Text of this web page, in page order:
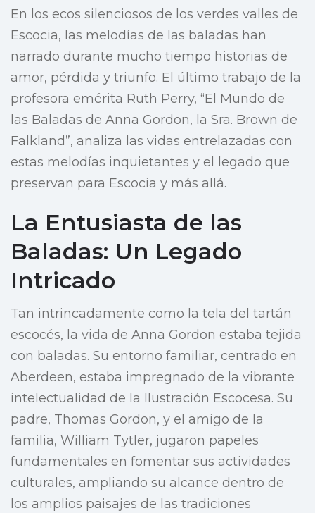
En los ecos silenciosos de los verdes valles de
Escocia, las melodías de las baladas han
narrado durante mucho tiempo historias de
amor, pérdida y triunfo. El último trabajo de la
profesora emérita Ruth Perry, “El Mundo de
las Baladas de Anna Gordon, la Sra. Brown de
Falkland”, analiza las vidas entrelazadas con
estas melodías inquietantes y el legado que
preservan para Escocia y más allá.
La Entusiasta de las
Baladas: Un Legado
Intricado
Tan intrincadamente como la tela del tartán
escocés, la vida de Anna Gordon estaba tejida
con baladas. Su entorno familiar, centrado en
Aberdeen, estaba impregnado de la vibrante
intelectualidad de la Ilustración Escocesa. Su
padre, Thomas Gordon, y el amigo de la
familia, William Tytler, jugaron papeles
fundamentales en fomentar sus actividades
culturales, ampliando su alcance dentro de
los amplios paisajes de las tradiciones